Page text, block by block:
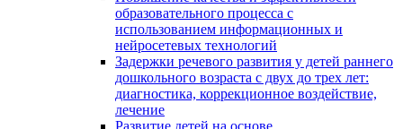
образовательного процесса с
использованием информационных и
нейросетевых технологий
Задержки речевого развития у детей раннего
дошкольного возраста с двух до трех лет:
диагностика, коррекционное воздействие,
лечение